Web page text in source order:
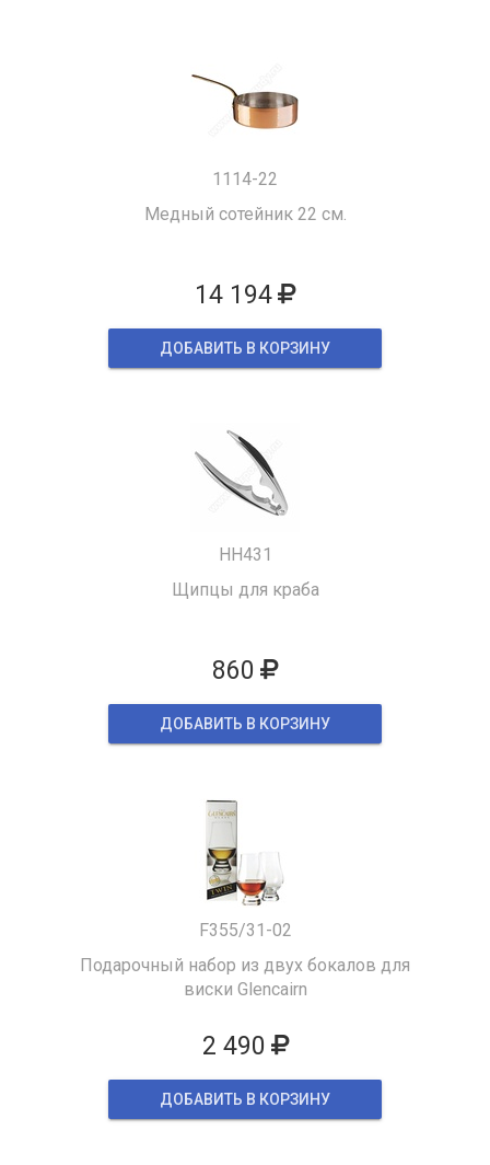
1114-22
Медный сотейник 22 см.
14 194
ДОБАВИТЬ В КОРЗИНУ
HH431
Щипцы для краба
860
ДОБАВИТЬ В КОРЗИНУ
F355/31-02
Подарочный набор из двух бокалов для
виски Glencairn
2 490
ДОБАВИТЬ В КОРЗИНУ